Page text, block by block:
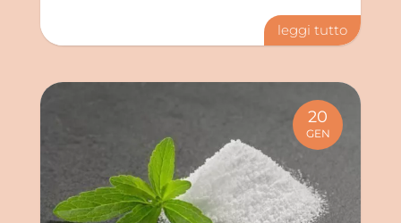
leggi tutto
20
GEN